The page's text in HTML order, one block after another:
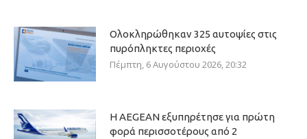
Ολοκληρώθηκαν 325 αυτοψίες στις
πυρόπληκτες περιοχές
Πέμπτη, 6 Αυγούστου 2026, 20:32
Η AEGEAN εξυπηρέτησε για πρώτη
φορά περισσοτέρους από 2